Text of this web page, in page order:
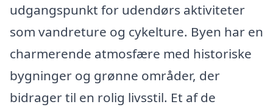
udgangspunkt for udendørs aktiviteter
som vandreture og cykelture. Byen har en
charmerende atmosfære med historiske
bygninger og grønne områder, der
bidrager til en rolig livsstil. Et af de